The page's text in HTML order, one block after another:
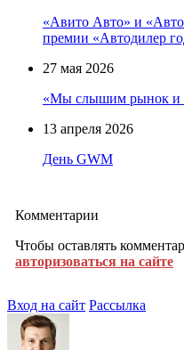
«Авито Авто» и
премии «Автодилер
27 мая 2026
«Мы слышим рынок и
13 апреля 2026
День GWM
Комментарии
Чтобы оставлять
авторизоваться на сайте
Вход на сайт Рассылка